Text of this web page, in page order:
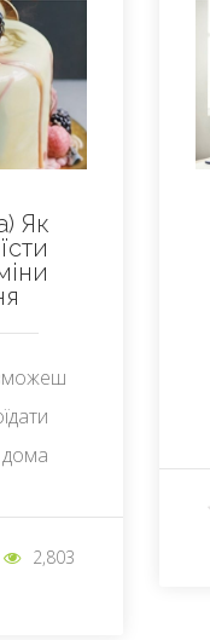
Як
дома
2,803